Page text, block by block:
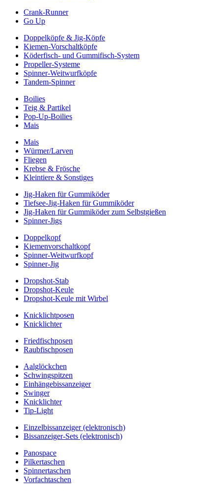
Crank-Runner
Go Up
Doppelköpfe & Jig-Köpfe
Kiemen-Vorschaltköpfe
Köderfisch- und Gummifisch-System
Propeller-Systeme
Spinner-Weitwurfköpfe
Tandem-Spinner
Boilies
Teig & Partikel
Pop-Up-Boilies
Mais
Mais
Würmer/Larven
Fliegen
Krebse & Frösche
Kleintiere & Sonstiges
Jig-Haken für Gummiköder
Tiefsee-Jig-Haken für Gummiköder
Jig-Haken für Gummiköder zum Selbstgießen
Spinner-Jigs
Doppelkopf
Kiemenvorschaltkopf
Spinner-Weitwurfkopf
Spinner-Jig
Dropshot-Stab
Dropshot-Keule
Dropshot-Keule mit Wirbel
Knicklichtposen
Knicklichter
Friedfischposen
Raubfischposen
Aalglöckchen
Schwingspitzen
Einhängebissanzeiger
Swinger
Knicklichter
Tip-Light
Einzelbissanzeiger (elektronisch)
Bissanzeiger-Sets (elektronisch)
Panospace
Pilkertaschen
Spinnertaschen
Vorfachtaschen